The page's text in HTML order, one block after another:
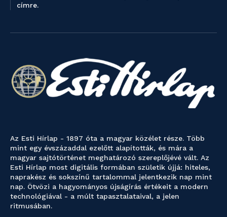
címre.
Az Esti Hírlap - 1897 óta a magyar közélet része. Több
mint egy évszázaddal ezelőtt alapították, és mára a
magyar sajtótörténet meghatározó szereplőjévé vált. Az
Esti Hírlap most digitális formában születik újjá: hiteles,
naprakész és sokszínű tartalommal jelentkezik nap mint
nap. Ötvözi a hagyományos újságírás értékeit a modern
technológiával - a múlt tapasztalataival, a jelen
ritmusában.